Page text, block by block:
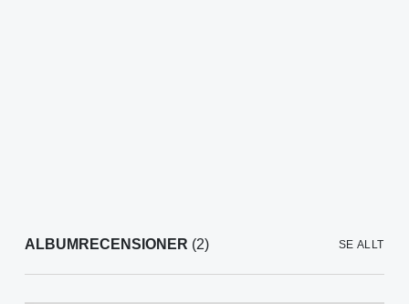
ALBUMRECENSIONER (2) SE ALLT